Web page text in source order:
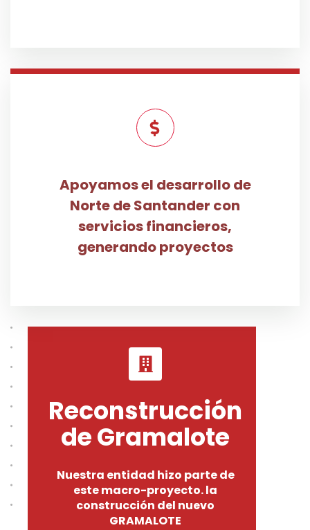
Apoyamos el desarrollo de
Norte de Santander con
servicios financieros,
generando proyectos
Reconstrucción
de Gramalote
Nuestra entidad hizo parte de
este macro-proyecto. la
construcción del nuevo
GRAMALOTE